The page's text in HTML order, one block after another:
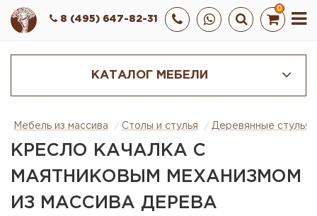
0
8 (495) 647-82-31
КАТАЛОГ МЕБЕЛИ
Мебель из массива Столы и стулья Деревянные стулья
КРЕСЛО КАЧАЛКА С
МАЯТНИКОВЫМ МЕХАНИЗМОМ
ИЗ МАССИВА ДЕРЕВА